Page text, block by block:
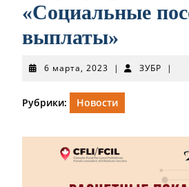
«Социальные
выплаты»
6 марта, 2023
2023
| ЗУБР ЗУБР
|
Рубрики: Новости